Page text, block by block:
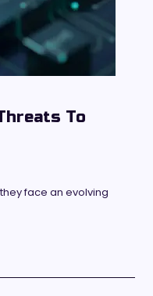
To
face an evolving